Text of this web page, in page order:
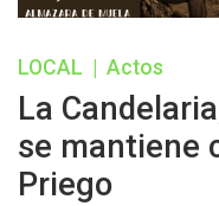
LOCAL Actos
La
se mantiene
Priego